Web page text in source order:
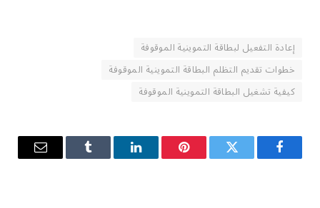
إعادة التفعيل لبطاقة التموينية الموقوفة
خطوات تقديم التظلم البطاقة التموينية الموقوفة
كيفية تشغيل البطاقة التموينية الموقوفة
فيسبوك تويتر بينتيريستلينكدإن Tumblr
البريد